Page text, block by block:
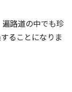
路道の中でも珍
ることになりま